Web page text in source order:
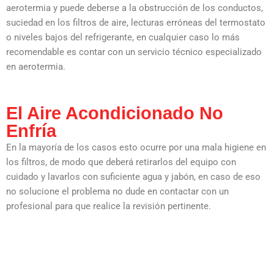
aerotermia y puede deberse a la obstrucción de los conductos,
suciedad en los filtros de aire, lecturas erróneas del termostato
o niveles bajos del refrigerante, en cualquier caso lo más
recomendable es contar con un servicio técnico especializado
en aerotermia.
El Aire Acondicionado No
Enfría
En la mayoría de los casos esto ocurre por una mala higiene en
los filtros, de modo que deberá retirarlos del equipo con
cuidado y lavarlos con suficiente agua y jabón, en caso de eso
no solucione el problema no dude en contactar con un
profesional para que realice la revisión pertinente.